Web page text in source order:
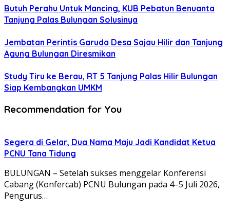
Butuh Perahu Untuk Mancing, KUB Pebatun Benuanta
Tanjung Palas Bulungan Solusinya
Jembatan Perintis Garuda Desa Sajau Hilir dan Tanjung
Agung Bulungan Diresmikan
Study Tiru ke Berau, RT 5 Tanjung Palas Hilir Bulungan
Siap Kembangkan UMKM
Recommendation for You
Segera di Gelar, Dua Nama Maju Jadi Kandidat Ketua
PCNU Tana Tidung
BULUNGAN – Setelah sukses menggelar Konferensi
Cabang (Konfercab) PCNU Bulungan pada 4–5 Juli 2026,
Pengurus…